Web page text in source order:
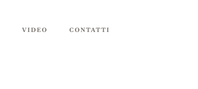
VIDEO CONTATTI